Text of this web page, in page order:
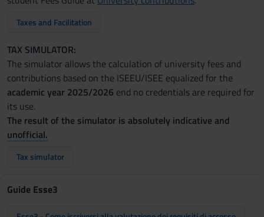
Taxes and Facilitation
TAX SIMULATOR:
The simulator allows the calculation of university fees and
contributions based on the ISEEU/ISEE equalized for the
academic year 2025/2026 end no credentials are required for
its use.
The result of the simulator is absolutely indicative and
unofficial.
Tax simulator
Guide Esse3